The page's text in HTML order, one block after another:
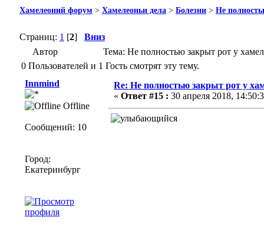
Хамелеоний форум > Хамелеоньи дела > Болезни > Не
Страниц: 1 [2] Вниз
Автор
Тема: Не полностью закрыт рот у
0 Пользователей и 1 Гость смотрят эту тему.
Innmind
Offline
Сообщений: 10
Город:
Екатеринбург
Re: Не полностью закрыт рот у
« Ответ #15 : 30 апреля 2018,